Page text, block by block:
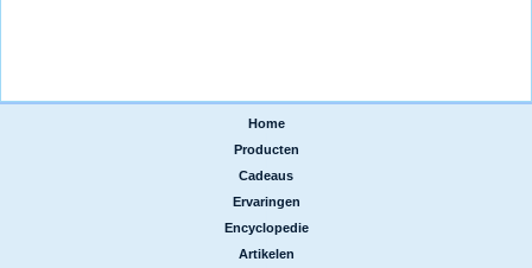
Home
Producten
Cadeaus
Ervaringen
Encyclopedie
Artikelen